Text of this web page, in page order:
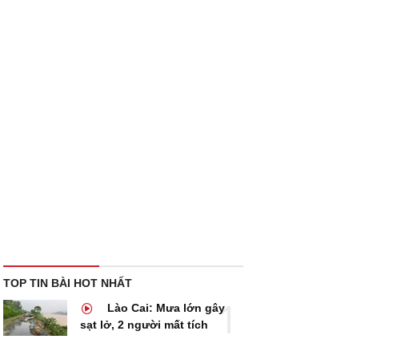
TOP TIN BÀI HOT NHẤT
Lào Cai: Mưa lớn gây
sạt lở, 2 người mất tích